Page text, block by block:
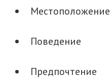
Местоположение
Поведение
Предпочтение